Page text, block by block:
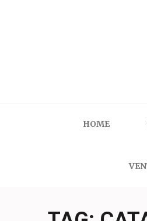
HOME